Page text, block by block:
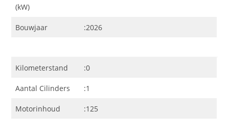
(kW)
Bouwjaar :2026
Kilometerstand :0
Aantal Cilinders :1
Motorinhoud :125